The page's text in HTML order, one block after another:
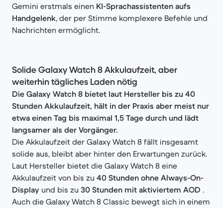
Gemini erstmals einen KI-Sprachassistenten aufs
Handgelenk, der per Stimme komplexere Befehle und
Nachrichten ermöglicht.
Solide Galaxy Watch 8 Akkulaufzeit, aber
weiterhin tägliches Laden nötig
Die Galaxy Watch 8 bietet laut Hersteller bis zu 40
Stunden Akkulaufzeit, hält in der Praxis aber meist nur
etwa einen Tag bis maximal 1,5 Tage durch und lädt
langsamer als der Vorgänger.
Die Akkulaufzeit der Galaxy Watch 8 fällt insgesamt
solide aus, bleibt aber hinter den Erwartungen zurück.
Laut Hersteller bietet die Galaxy Watch 8 eine
Akkulaufzeit von bis zu 40 Stunden ohne Always-On-
Display und bis zu 30 Stunden mit aktiviertem AOD .
Auch die Galaxy Watch 8 Classic bewegt sich in einem